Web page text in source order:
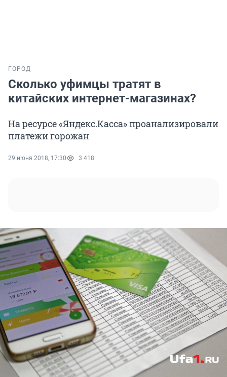
ГОРОД
Сколько уфимцы тратят в
китайских интернет-магазинах?
На ресурсе «Яндекс.Касса» проанализировали
платежи горожан
29 июня 2018, 17:30 3 418